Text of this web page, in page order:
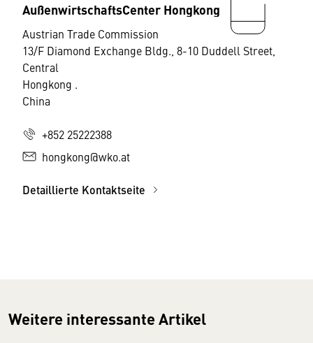
AußenwirtschaftsCenter Hongkong
Austrian Trade Commission
13/F Diamond Exchange Bldg., 8-10 Duddell Street,
Central
Hongkong .
China
+852 25222388
hongkong@wko.at
Detaillierte Kontaktseite
Weitere interessante Artikel